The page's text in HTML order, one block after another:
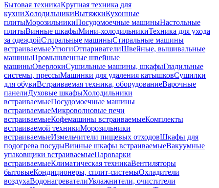
Бытовая техникаКрупная техника для
кухниХолодильникиВытяжкиКухонные
плитыМорозильникиПосудомоечные машиныНастольные
плитыВинные шкафыМини-холодильникиТехника для ухода
за одеждойСтиральные машиныСтиральные машины
встраиваемыеУтюгиОтпаривателиШвейные, вышивальные
машиныПромышленные швейные
машиныОверлокиСушильные машины, шкафыГладильные
системы, прессыМашинки для удаления катышковСушилки
для обувиВстраиваемая техника, оборудованиеВарочные
панелиДуховые шкафыХолодильники
встраиваемыеПосудомоечные машины
встраиваемыеМикроволновые печи
встраиваемыеКофемашины встраиваемыеКомплекты
встраиваемой техникиМорозильники
встраиваемыеИзмельчители пищевых отходовШкафы для
подогрева посудыВинные шкафы встраиваемыеВакуумные
упаковщики встраиваемыеПароварки
встраиваемыеКлиматическая техникаВентиляторы
бытовыеКондиционеры, сплит-системыОхладители
воздухаВодонагревателиУвлажнители, очистители